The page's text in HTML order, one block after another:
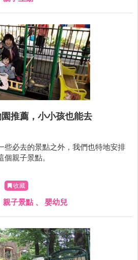
推薦，小小孩也能去
些必去的景點之外，我們也特地安排
親子景點。
收藏
親子景點 、 嬰幼兒